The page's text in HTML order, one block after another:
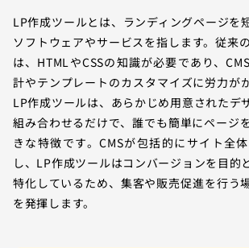
LP作成ツールとは、ランディングページを
ソフトウェアやサービスを指します。従来
は、HTMLやCSSの知識が必要であり、
計やテンプレートのカスタマイズに労力が
LP作成ツールは、あらかじめ用意されたデ
組み合わせるだけで、誰でも簡単にページ
きな特徴です。CMSが包括的にサイト全
し、LP作成ツールはコンバージョンを目的
特化しているため、集客や販売促進を行う
を発揮します。